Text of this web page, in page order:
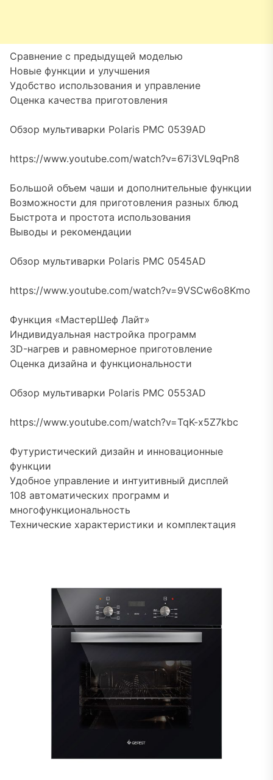
Сравнение с предыдущей моделью
Новые функции и улучшения
Удобство использования и управление
Оценка качества приготовления
Обзор мультиварки Polaris PMC 0539AD
https://www.youtube.com/watch?v=67i3VL9qPn8
Большой объем чаши и дополнительные функции
Возможности для приготовления разных блюд
Быстрота и простота использования
Выводы и рекомендации
Обзор мультиварки Polaris PMC 0545AD
https://www.youtube.com/watch?v=9VSCw6o8Kmo
Функция «МастерШеф Лайт»
Индивидуальная настройка программ
3D-нагрев и равномерное приготовление
Оценка дизайна и функциональности
Обзор мультиварки Polaris PMC 0553AD
https://www.youtube.com/watch?v=TqK-x5Z7kbc
Футуристический дизайн и инновационные
функции
Удобное управление и интуитивный дисплей
108 автоматических программ и
многофункциональность
Технические характеристики и комплектация